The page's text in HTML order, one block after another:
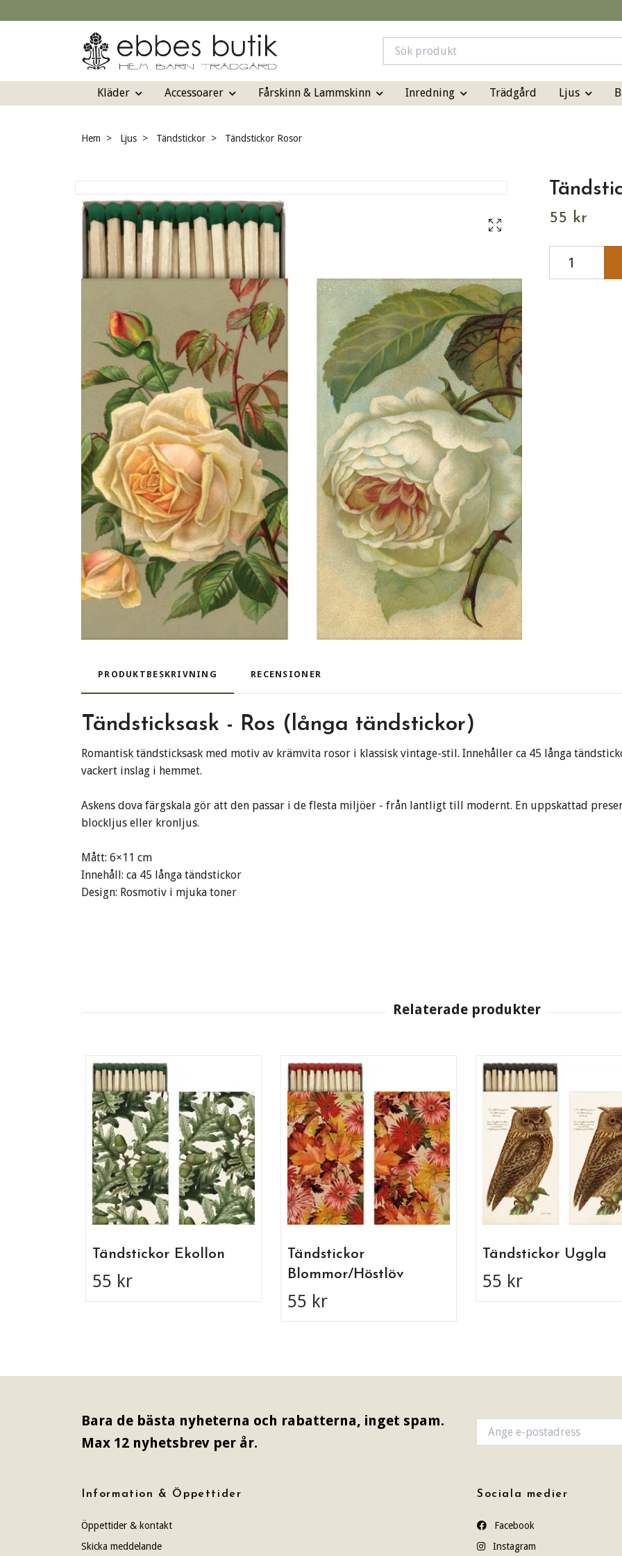
Kläder Accessoarer Fårskinn & Lammskinn Inredning Trädgård Ljus
Hem Ljus Tändstickor Tändstickor Rosor
55 kr
PRODUKTBESKRIVNING RECENSIONER
Tändsticksask - Ros (långa tändstickor)
Romantisk tändsticksask med motiv av krämvita rosor i klassisk vintage-stil. Innehåller ca 45 långa
vackert inslag i hemmet.
Askens dova färgskala gör att den passar i de flesta miljöer - från lantligt till modernt. En uppskattad
blockljus eller kronljus.
Mått: 6×11 cm
Innehåll: ca 45 långa tändstickor
Design: Rosmotiv i mjuka toner
Tändstickor Ekollon
55 kr
Tändstickor
Blommor/Höstlöv
55 kr
Tändstickor Uggla
55 kr
Bara de bästa nyheterna och rabatterna, inget spam.
Max 12 nyhetsbrev per år.
Information & Öppettider
Öppettider & kontakt
Skicka meddelande
Sociala medier
Facebook
Instagram